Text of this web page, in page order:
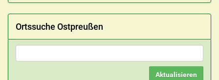
Ortssuche Ostpreußen